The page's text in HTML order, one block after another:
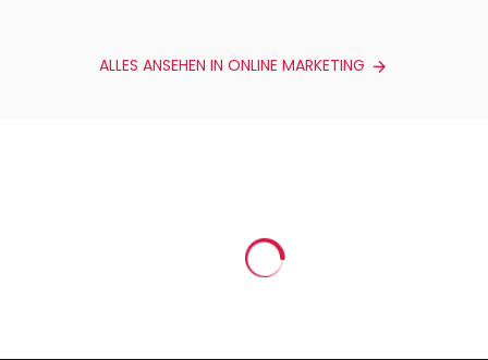
ALLES ANSEHEN IN ONLINE MARKETING